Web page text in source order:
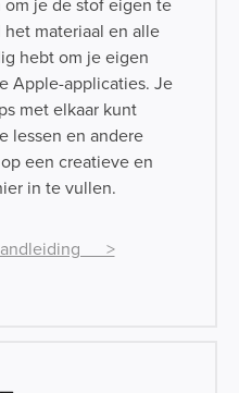
je de stof eigen te
materiaal en alle
hebt om je eigen
Apple-applicaties. Je
met elkaar kunt
lessen en andere
een creatieve en
in te vullen.
>